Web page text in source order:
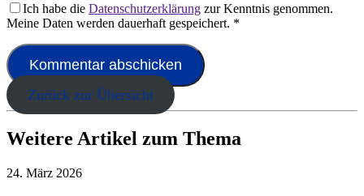
Ich habe die Datenschutzerklärung zur Kenntnis genommen.
Meine Daten werden dauerhaft gespeichert. *
Zurück zur Übersicht
Weitere Artikel zum Thema
24. März 2026